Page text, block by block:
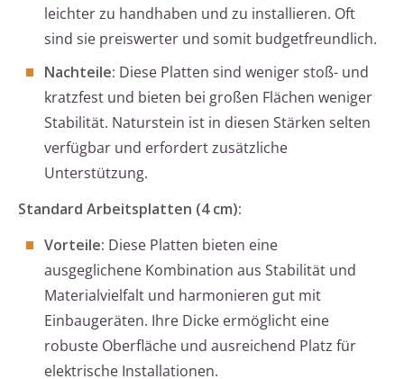
leichter zu handhaben und zu installieren. Oft
sind sie preiswerter und somit budgetfreundlich.
Nachteile: Diese Platten sind weniger stoß- und
kratzfest und bieten bei großen Flächen weniger
Stabilität. Naturstein ist in diesen Stärken selten
verfügbar und erfordert zusätzliche
Unterstützung.
Standard Arbeitsplatten (4 cm):
Vorteile: Diese Platten bieten eine
ausgeglichene Kombination aus Stabilität und
Materialvielfalt und harmonieren gut mit
Einbaugeräten. Ihre Dicke ermöglicht eine
robuste Oberfläche und ausreichend Platz für
elektrische Installationen.